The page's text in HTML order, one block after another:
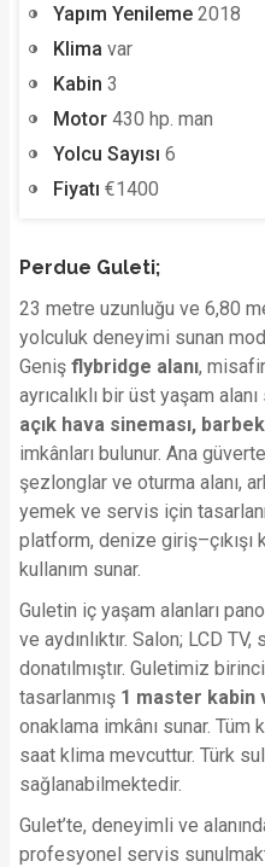
Yapım Yenileme 2018
Klima var
Kabin 3
Motor 430 hp. man
Yolcu Sayısı 6
Fiyatı €1400
Perdue Guleti;
23 metre uzunluğu ve 6,80
yolculuk deneyimi sunan
Geniş flybridge alanı,
ayrıcalıklı bir üst yaşam
açık hava sineması,
imkânları bulunur. Ana
şezlonglar ve oturma alanı,
yemek ve servis için
platform, denize
kullanım sunar.
Guletin iç yaşam alanları
ve aydınlıktır. Salon; LCD
donatılmıştır. Guletimiz
tasarlanmış 1 master kabin
onaklama imkânı sunar.
saat klima mevcuttur. Türk
sağlanabilmektedir.
Gulet’te, deneyimli ve
profesyonel servis